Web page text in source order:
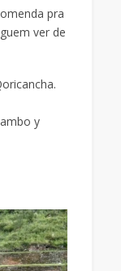
pra
ver de
y